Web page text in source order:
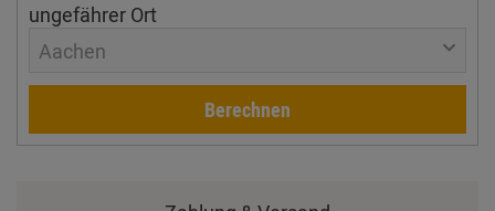
ungefährer Ort
Aachen
Berechnen